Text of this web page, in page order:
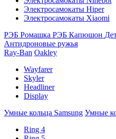
Электросамокаты Hiper
Электросамокаты Xiaomi
РЭБ Ромашка РЭБ Капюшон
Антидроновые ружья
Ray-Ban Oakley
Wayfarer
Skyler
Headliner
Display
Умные кольца Samsung Умные
Ring 4